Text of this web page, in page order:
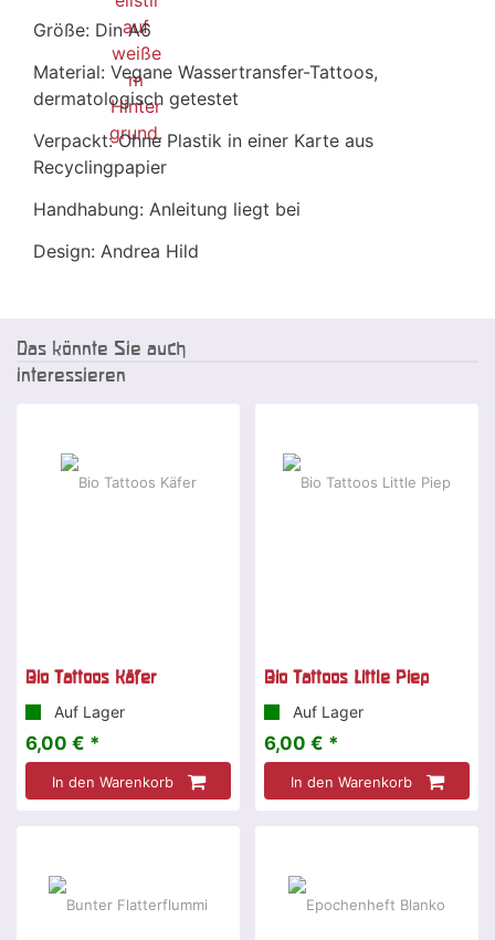
Größe: Din A6
Material: Vegane Wassertransfer-Tattoos,
dermatologisch getestet
Verpackt: Ohne Plastik in einer Karte aus
Recyclingpapier
Handhabung: Anleitung liegt bei
Design: Andrea Hild
Das könnte Sie auch
interessieren
Bio Tattoos Käfer
Auf Lager
6,00 € *
In den Warenkorb
Bio Tattoos Little Piep
Auf Lager
6,00 € *
In den Warenkorb